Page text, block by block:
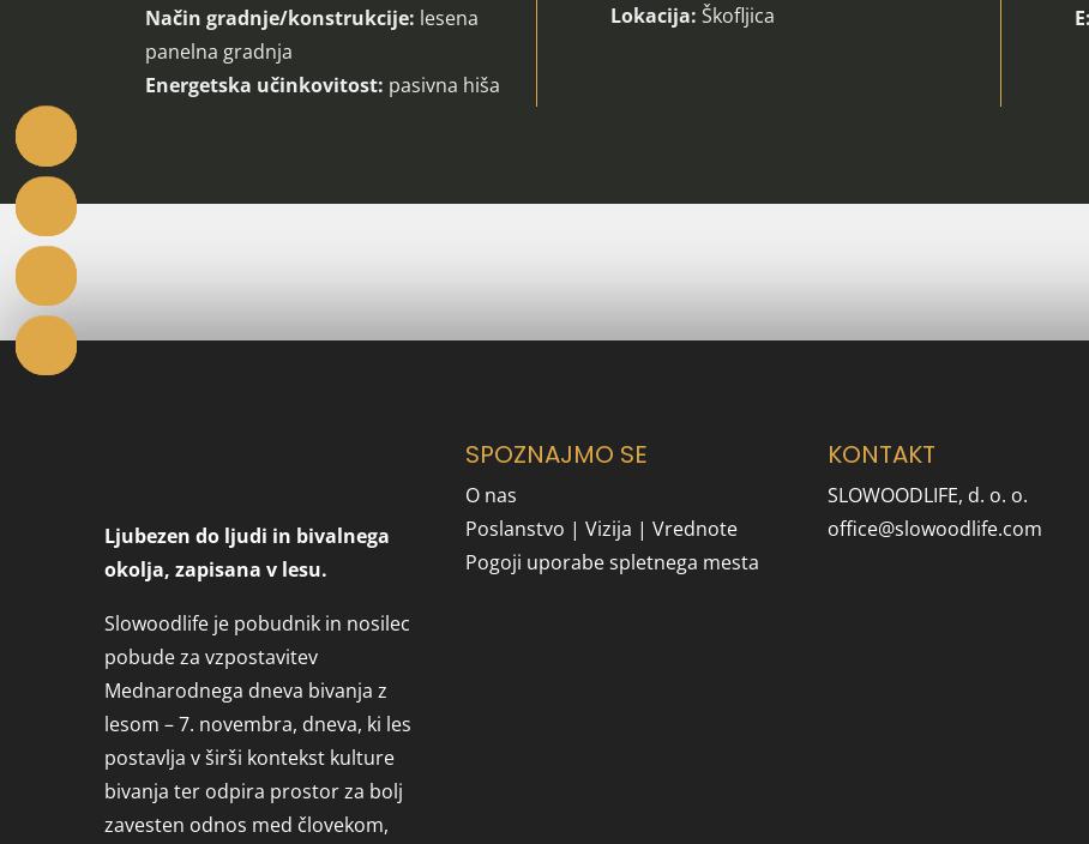
Način gradnje/konstrukcije: lesena
panelna gradnja
Energetska učinkovitost: pasivna hiša
Lokacija: Škofljica
E:
Ljubezen do ljudi in bivalnega
okolja, zapisana v lesu.
Slowoodlife je pobudnik in nosilec
pobude za vzpostavitev
Mednarodnega dneva bivanja z
lesom – 7. novembra, dneva, ki les
postavlja v širši kontekst kulture
bivanja ter odpira prostor za bolj
zavesten odnos med človekom,
SPOZNAJMO SE
O nas
Poslanstvo | Vizija | Vrednote
Pogoji uporabe spletnega mesta
KONTAKT
SLOWOODLIFE, d. o. o.
office@slowoodlife.com